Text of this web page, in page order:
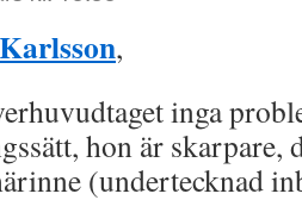
,
inga
hon är skarpare,
(undertecknad